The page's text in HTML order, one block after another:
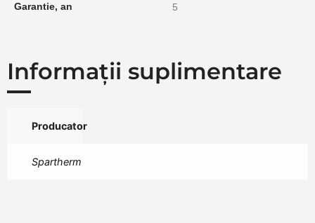
Garantie, an 5
Informații suplimentare
Producator
Spartherm